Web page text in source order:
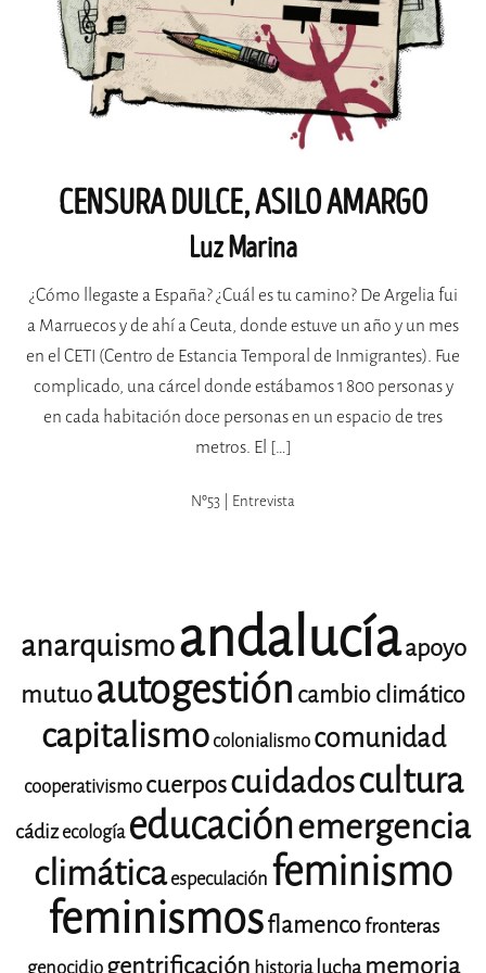
CENSURA DULCE, ASILO AMARGO
Luz Marina
¿Cómo llegaste a España? ¿Cuál es tu camino? De Argelia fui
a Marruecos y de ahí a Ceuta, donde estuve un año y un mes
en el CETI (Centro de Estancia Temporal de Inmigrantes). Fue
complicado, una cárcel donde estábamos 1 800 personas y
en cada habitación doce personas en un espacio de tres
metros. El […]
Nº53 | Entrevista
anarquismoandalucíaapoyo
mutuoautogestión cambio climático
capitalismocolonialismocomunidad
cooperativismocuerposcuidadoscultura
cádizecología educaciónemergencia
climáticaespeculación feminismo
feminismosflamencofronteras
genocidiogentrificación historia lucha memoria